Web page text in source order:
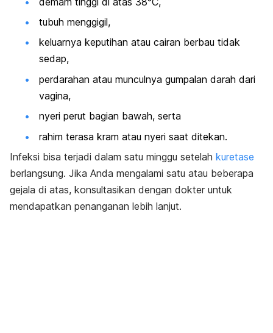
tubuh menggigil,
keluarnya keputihan atau cairan berbau tidak
sedap,
perdarahan atau munculnya gumpalan darah dari
vagina,
nyeri perut bagian bawah, serta
rahim terasa kram atau nyeri saat ditekan.
Infeksi bisa terjadi dalam satu minggu setelah kuretase
berlangsung. Jika Anda mengalami satu atau beberapa
gejala di atas, konsultasikan dengan dokter untuk
mendapatkan penanganan lebih lanjut.